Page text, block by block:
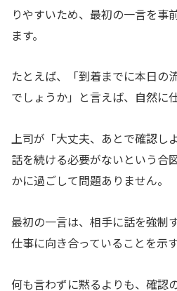
りやすいため、最初の一言を事
ます。
たとえば、「到着までに本日の
でしょうか」と言えば、自然に
上司が「大丈夫、あとで確認し
話を続ける必要がないという合
かに過ごして問題ありません。
最初の一言は、相手に話を強制
仕事に向き合っていることを示
何も言わずに黙るよりも、確認